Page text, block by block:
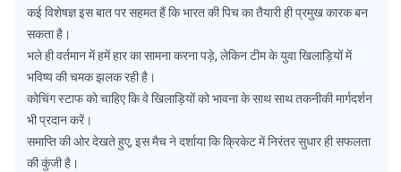
कई विशेषज्ञ इस बात पर सहमत हैं कि भारत की पिच का तैयारी ही प्रमुख कारक बन
सकता है।
भले ही वर्तमान में हमें हार का सामना करना पड़े, लेकिन टीम के युवा खिलाड़ियों में
भविष्य की चमक झलक रही है।
कोचिंग स्टाफ को चाहिए कि वे खिलाड़ियों को भावना के साथ साथ तकनीकी मार्गदर्शन
भी प्रदान करें।
समाप्ति की ओर देखते हुए, इस मैच ने दर्शाया कि क्रिकेट में निरंतर सुधार ही सफलता
की कुंजी है।